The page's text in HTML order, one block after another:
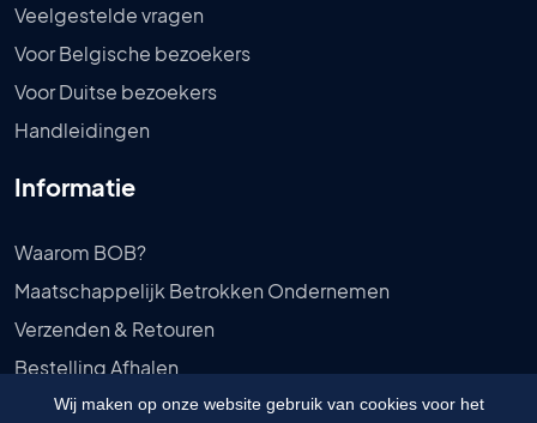
Wij maken op onze website gebruik van cookies voor het
Veelgestelde vragen
Voor Belgische bezoekers
Voor Duitse bezoekers
Handleidingen
Informatie
Waarom BOB?
Maatschappelijk Betrokken Ondernemen
Verzenden & Retouren
Bestelling Afhalen
Privébeleid